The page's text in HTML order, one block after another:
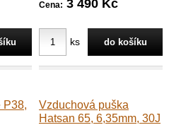
Cena: 3 490 Kč
ks
P38,
Vzduchová puška
Hatsan 65, 6,35mm, 30J